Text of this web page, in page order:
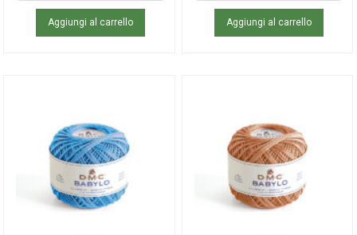
Aggiungi al carrello Aggiungi al carrello